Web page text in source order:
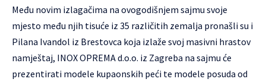
Među novim izlagačima na ovogodišnjem sajmu svoje
mjesto među njih tisuće iz 35 različitih zemalja pronašli su i
Pilana Ivandol iz Brestovca koja izlaže svoj masivni hrastov
namještaj, INOX OPREMA d.o.o. iz Zagreba na sajmu će
prezentirati modele kupaonskih peći te modele posuda od